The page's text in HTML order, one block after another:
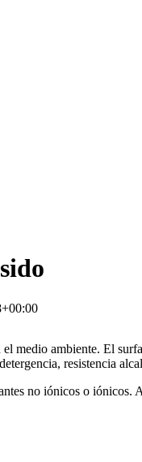
medio ambiente. El
resistencia
no iónicos o